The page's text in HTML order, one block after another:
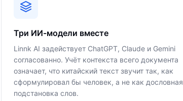
Три ИИ-модели вместе
Linnk AI задействует ChatGPT, Claude и Gemini
согласованно. Учёт контекста всего документа
означает, что китайский текст звучит так, как
сформулировал бы человек, а не как дословная
подстановка слов.